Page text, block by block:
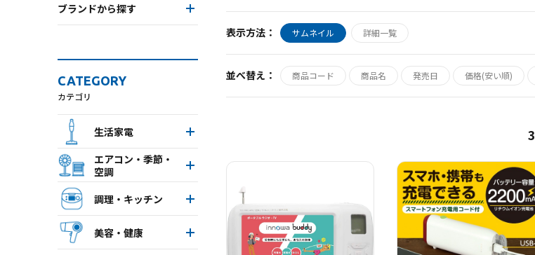
ブランドから探す
CATEGORY
カテゴリ
生活家電
エアコン・季節・
空調
調理・キッチン
美容・健康
表示方法： サムネイル 詳細一覧
並べ替え： 商品コード 商品名 発売日 価格(安い順)
3